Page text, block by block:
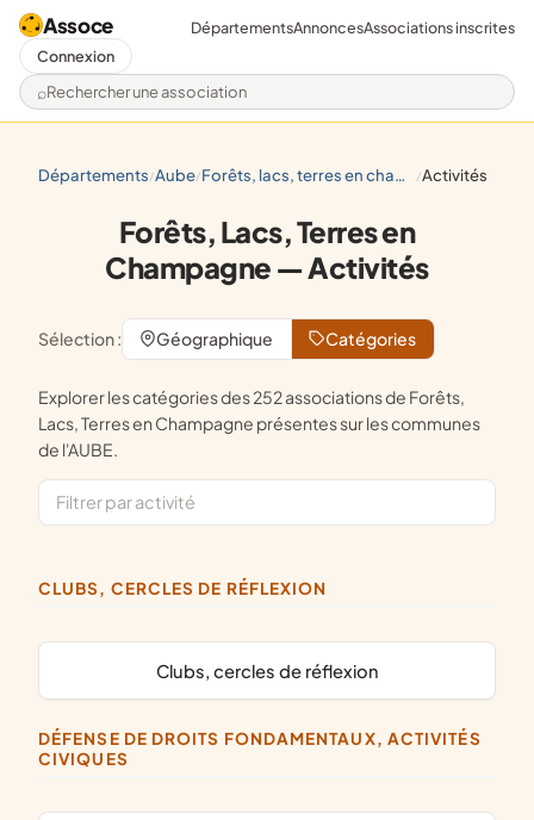
Assoce
Rechercher une association
DépartementsAnnoncesAssociations inscrites
Connexion
départements/ aube/ forêts, lacs, terres en champagne / activités
Forêts, Lacs, Terres en
Champagne — Activités
Sélection : Géographique Catégories
Explorer les catégories des 252 associations de Forêts,
Lacs, Terres en Champagne présentes sur les communes
de l'AUBE.
CLUBS, CERCLES DE RÉFLEXION
clubs, cercles de réflexion
DÉFENSE DE DROITS FONDAMENTAUX, ACTIVITÉS
CIVIQUES